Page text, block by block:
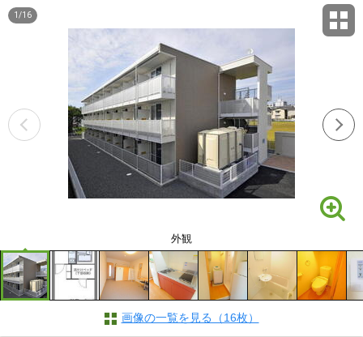
外観
1 /16
画像の一覧を見る（16枚）